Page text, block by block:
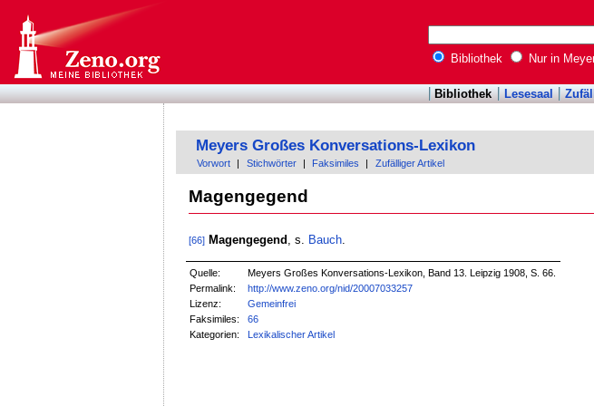
Bibliothek Nur in
Bibliothek Lesesaal
Meyers Großes Konversations-Lexikon
Vorwort Stichwörter Faksimiles Zufälliger Artikel
Magengegend
[66] Magengegend , s. Bauch.
Quelle:
Meyers Großes Konversations-Lexikon, Band 13. Leipzig 1908, S. 66.
Permalink:
http://www.zeno.org/nid/20007033257
Lizenz:
Gemeinfrei
Faksimiles:
66
Kategorien:
Lexikalischer Artikel